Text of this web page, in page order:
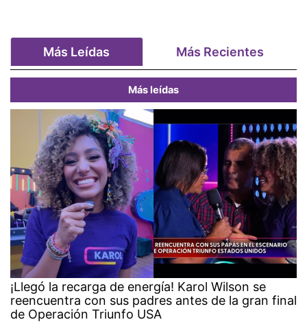
Más Leídas Más Recientes
Más leídas
¡Llegó la recarga de energía! Karol Wilson se
reencuentra con sus padres antes de la gran final
de Operación Triunfo USA